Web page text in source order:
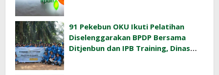
91 Pekebun OKU Ikuti Pelatihan
Diselenggarakan BPDP Bersama
Ditjenbun dan IPB Training, Dinas